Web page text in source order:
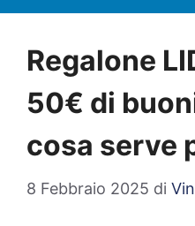
Regalone
50€ di
cosa serve
8 Febbraio 2025 di